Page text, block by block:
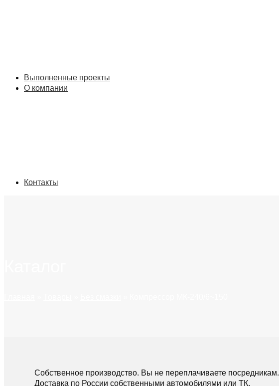
Выполненные проекты
О компании
Контакты
Собственное производство. Вы не переплачиваете посредникам.
Доставка по России собственными автомобилями или ТК.